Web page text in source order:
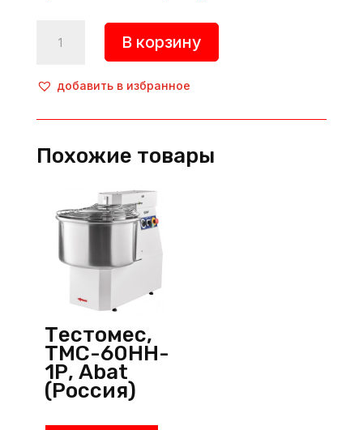
товара
со
дежой,
20CN,
В корзину
добавить в избранное
Похожие товары
Тестомес,
ТМС-60НН-
1Р, Abat
(Россия)